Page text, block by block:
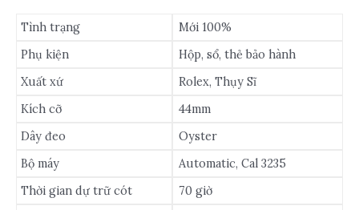
Tình trạng
Mới 100%
Phụ kiện
Hộp, sổ, thẻ bảo hành
Xuất xứ
Rolex, Thụy Sĩ
Kích cỡ
44mm
Dây đeo
Oyster
Bộ máy
Automatic, Cal 3235
Thời gian dự trữ cót
70 giờ